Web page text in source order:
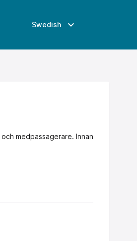
Swedish expand_more
medpassagerare. Innan